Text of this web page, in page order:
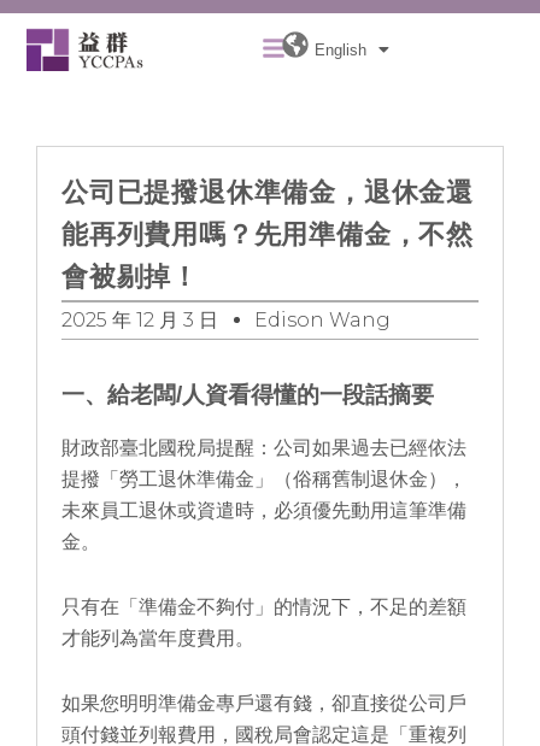
Skip
content
MenuEnglish
公司已提撥退休準備金，退休金還
能再列費用嗎？先用準備金，不然
會被剔掉！
2025 年 12 月 3 日 Edison Wang
一、給老闆/人資看得懂的一段話摘要
財政部臺北國稅局提醒：公司如果過去已經依法
提撥「勞工退休準備金」（俗稱舊制退休金），
未來員工退休或資遣時，必須優先動用這筆準備
金。
只有在「準備金不夠付」的情況下，不足的差額
才能列為當年度費用。
如果您明明準備金專戶還有錢，卻直接從公司戶
頭付錢並列報費用，國稅局會認定這是「重複列